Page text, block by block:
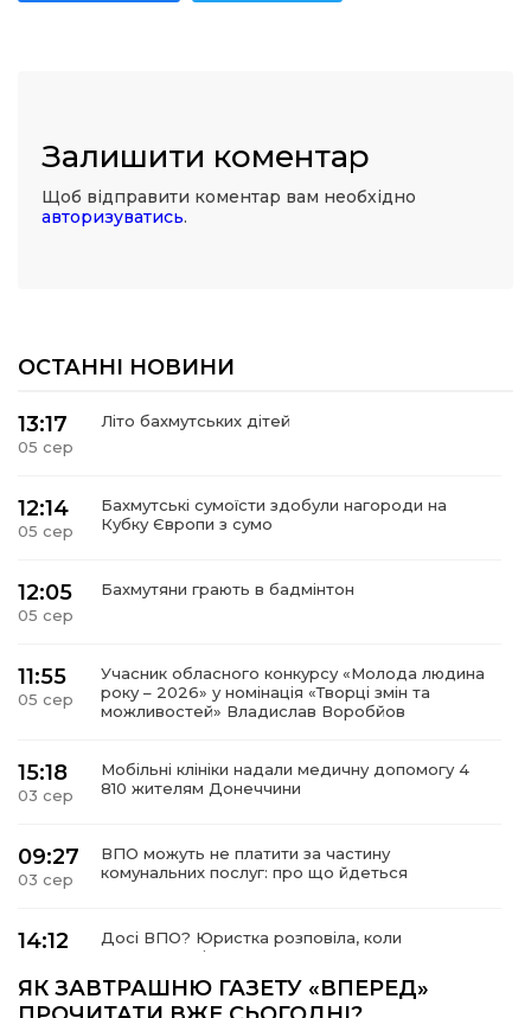
Залишити коментар
Щоб відправити коментар вам необхідно
авторизуватись.
ОСТАННІ НОВИНИ
13:17
05 сер
Літо бахмутських дітей
12:14
05 сер
Бахмутські сумоїсти здобули нагороди на
Кубку Європи з сумо
12:05
05 сер
Бахмутяни грають в бадмінтон
11:55
05 сер
Учасник обласного конкурсу «Молода людина
року – 2026» у номінація «Творці змін та
можливостей» Владислав Воробйов
15:18
03 сер
Мобільні клініки надали медичну допомогу 4
810 жителям Донеччини
09:27
03 сер
ВПО можуть не платити за частину
комунальних послуг: про що йдеться
14:12
Досі ВПО? Юристка розповіла, коли
переселенці втрачають виплати та статус
внутрішньо переміщеної особи
ЯК ЗАВТРАШНЮ ГАЗЕТУ «ВПЕРЕД»